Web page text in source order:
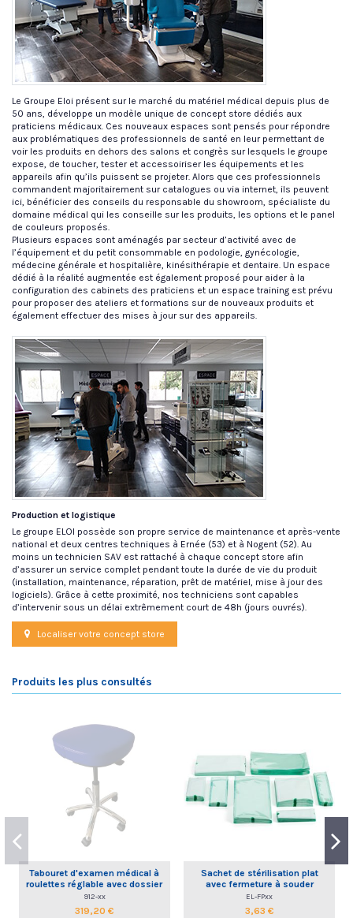
Le Groupe Eloi présent sur le marché du matériel médical depuis plus de
50 ans, développe un modèle unique de concept store dédiés aux
praticiens médicaux. Ces nouveaux espaces sont pensés pour répondre
aux problématiques des professionnels de santé en leur permettant de
voir les produits en dehors des salons et congrès sur lesquels le groupe
expose, de toucher, tester et accessoiriser les équipements et les
appareils afin qu’ils puissent se projeter. Alors que ces professionnels
commandent majoritairement sur catalogues ou via internet, ils peuvent
ici, bénéficier des conseils du responsable du showroom, spécialiste du
domaine médical qui les conseille sur les produits, les options et le panel
de couleurs proposés.
Plusieurs espaces sont aménagés par secteur d’activité avec de
l’équipement et du petit consommable en podologie, gynécologie,
médecine générale et hospitalière, kinésithérapie et dentaire. Un espace
dédié à la réalité augmentée est également proposé pour aider à la
configuration des cabinets des praticiens et un espace training est prévu
pour proposer des ateliers et formations sur de nouveaux produits et
également effectuer des mises à jour sur des appareils.
Production et logistique
Le groupe ELOI possède son propre service de maintenance et après-vente
national et deux centres techniques à Ernée (53) et à Nogent (52). Au
moins un technicien SAV est rattaché à chaque concept store afin
d’assurer un service complet pendant toute la durée de vie du produit
(installation, maintenance, réparation, prêt de matériel, mise à jour des
logiciels). Grâce à cette proximité, nos techniciens sont capables
d’intervenir sous un délai extrêmement court de 48h (jours ouvrés).
Localiser votre concept store
Produits les plus consultés
Tabouret d'examen médical à
roulettes réglable avec dossier
commande à la main
912-xx
319,20 €
Sachet de stérilisation plat
avec fermeture à souder
EL-FPxx
3,63 €